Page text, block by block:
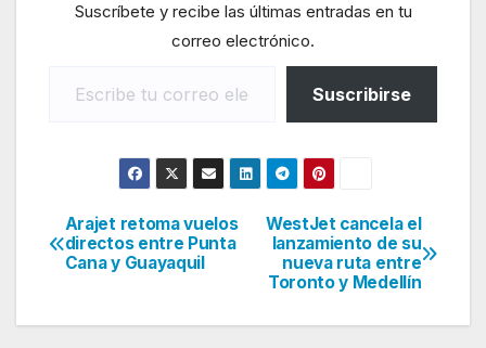
Suscríbete y recibe las últimas entradas en tu
correo electrónico.
Suscribirse
Navegación
de
entradas
WestJet cancela el
lanzamiento de su
nueva ruta entre
Toronto y Medellín
Arajet retoma vuelos
directos entre Punta
Cana y Guayaquil